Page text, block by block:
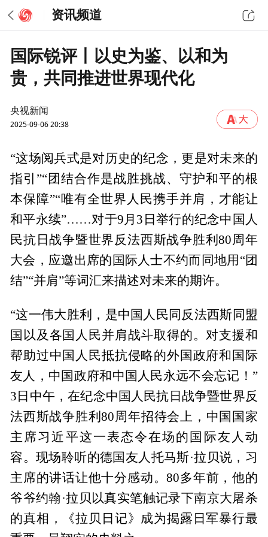
资讯频道
国际锐评丨以史为鉴、以和为
贵，共同推进世界现代化
央视新闻
2025-09-06 20:38
“这场阅兵式是对历史的纪念，更是对未来的
指引”“团结合作是战胜挑战、守护和平的根
本保障”“唯有全世界人民携手并肩，才能让
和平永续”……对于9月3日举行的纪念中国人
民抗日战争暨世界反法西斯战争胜利80周年
大会，应邀出席的国际人士不约而同地用“团
结”“并肩”等词汇来描述对未来的期许。
“这一伟大胜利，是中国人民同反法西斯同盟
国以及各国人民并肩战斗取得的。对支援和
帮助过中国人民抵抗侵略的外国政府和国际
友人，中国政府和中国人民永远不会忘记！”
3日中午，在纪念中国人民抗日战争暨世界反
法西斯战争胜利80周年招待会上，中国国家
主席习近平这一表态令在场的国际友人动
容。现场聆听的德国友人托马斯·拉贝说，习
主席的讲话让他十分感动。80多年前，他的
爷爷约翰·拉贝以真实笔触记录下南京大屠杀
的真相，《拉贝日记》成为揭露日军暴行最